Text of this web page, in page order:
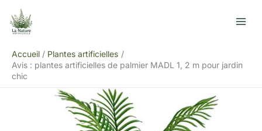
contenu
Accueil
Plantes artificielles
Avis : plantes artificielles de palmier MADL 1, 2 m pour jardin
chic
e
h
e